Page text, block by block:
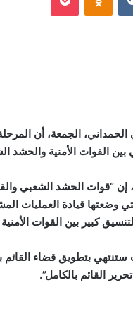
الجمعة، أن
بين القوات الأمنية والحشد
“قوات الحشد الشعبي
وضعتها قيادة العمليات
كبير بين القوات
بتطويق قضاء القائم
القائم بالكامل”.